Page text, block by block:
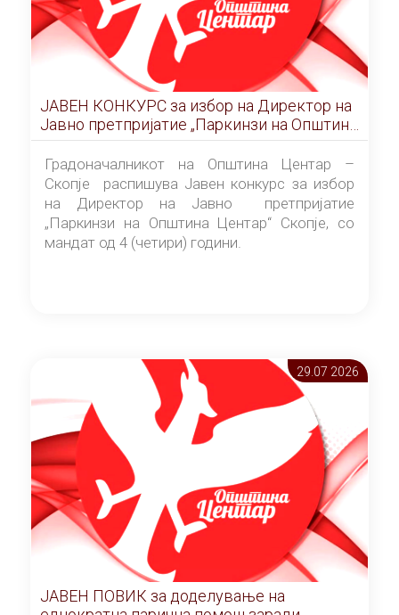
ЈАВЕН КОНКУРС за избор на Директор на
Јавно претпријатие „Паркинзи на Општина
Центар“ – Скопје
Градоначалникот на Општина Центар –
Скопје распишува Јавен конкурс за избор
на Директор на Јавно претпријатие
„Паркинзи на Општина Центар“ Скопје, со
мандат од 4 (четири) години.
29.07 2026
ЈАВЕН ПОВИК за доделување на